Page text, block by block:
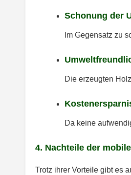
Schonung der
Im Gegensatz zu
Die erzeugten
Da keine
4. Nachteile der
Trotz ihrer Vorteile gibt es